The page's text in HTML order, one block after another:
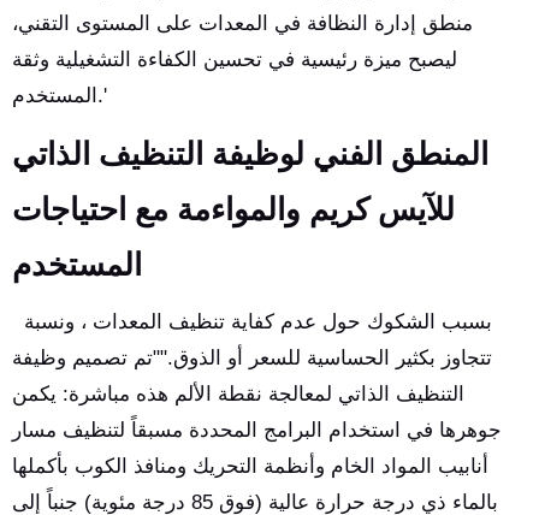
منطق إدارة النظافة في المعدات على المستوى التقني،
ليصبح ميزة رئيسية في تحسين الكفاءة التشغيلية وثقة
المستخدم.'
المنطق الفني لوظيفة التنظيف الذاتي
للآيس كريم والمواءمة مع احتياجات
المستخدم
تتجاوز بكثير الحساسية للسعر أو الذوق.""تم تصميم وظيفة
التنظيف الذاتي لمعالجة نقطة الألم هذه مباشرة: يكمن
جوهرها في استخدام البرامج المحددة مسبقاً لتنظيف مسار
أنابيب المواد الخام وأنظمة التحريك ومنافذ الكوب بأكملها
بالماء ذي درجة حرارة عالية (فوق 85 درجة مئوية) جنباً إلى